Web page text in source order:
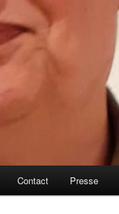
Contact Presse